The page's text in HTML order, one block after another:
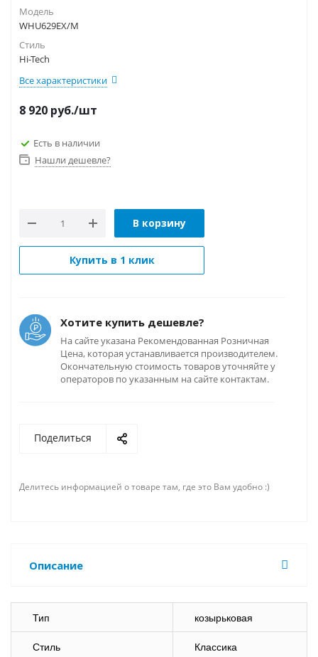
Модель
WHU629EX/M
Стиль
Hi-Tech
Все характеристики
8 920 руб./шт
Есть в наличии
Нашли дешевле?
В корзину
Купить в 1 клик
Хотите купить дешевле?
На сайте указана Рекомендованная Розничная
Цена, которая устанавливается производителем.
Окончательную стоимость товаров уточняйте у
операторов по указанным на сайте контактам.
Поделиться
Делитесь информацией о товаре там, где это Вам удобно :)
Описание
Тип козырьковая
Стиль Классика